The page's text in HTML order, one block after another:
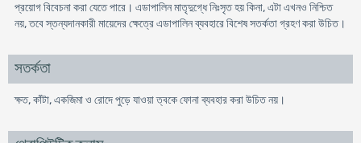
প্রয়োগ বিবেচনা করা যেতে পারে। এডাপালিন মাতৃদুগ্ধে নিঃসৃত হয় কিনা, এটা এখনও নিশ্চিত
নয়, তবে স্তন্যদানকারী মায়েদের ক্ষেত্রে এডাপালিন ব্যবহারে বিশেষ সতর্কতা গ্রহণ করা উচিত।
সতর্কতা
ক্ষত, কাঁটা, একজিমা ও রোদে পুড়ে যাওয়া ত্বকে ফোনা ব্যবহার করা উচিত নয়।